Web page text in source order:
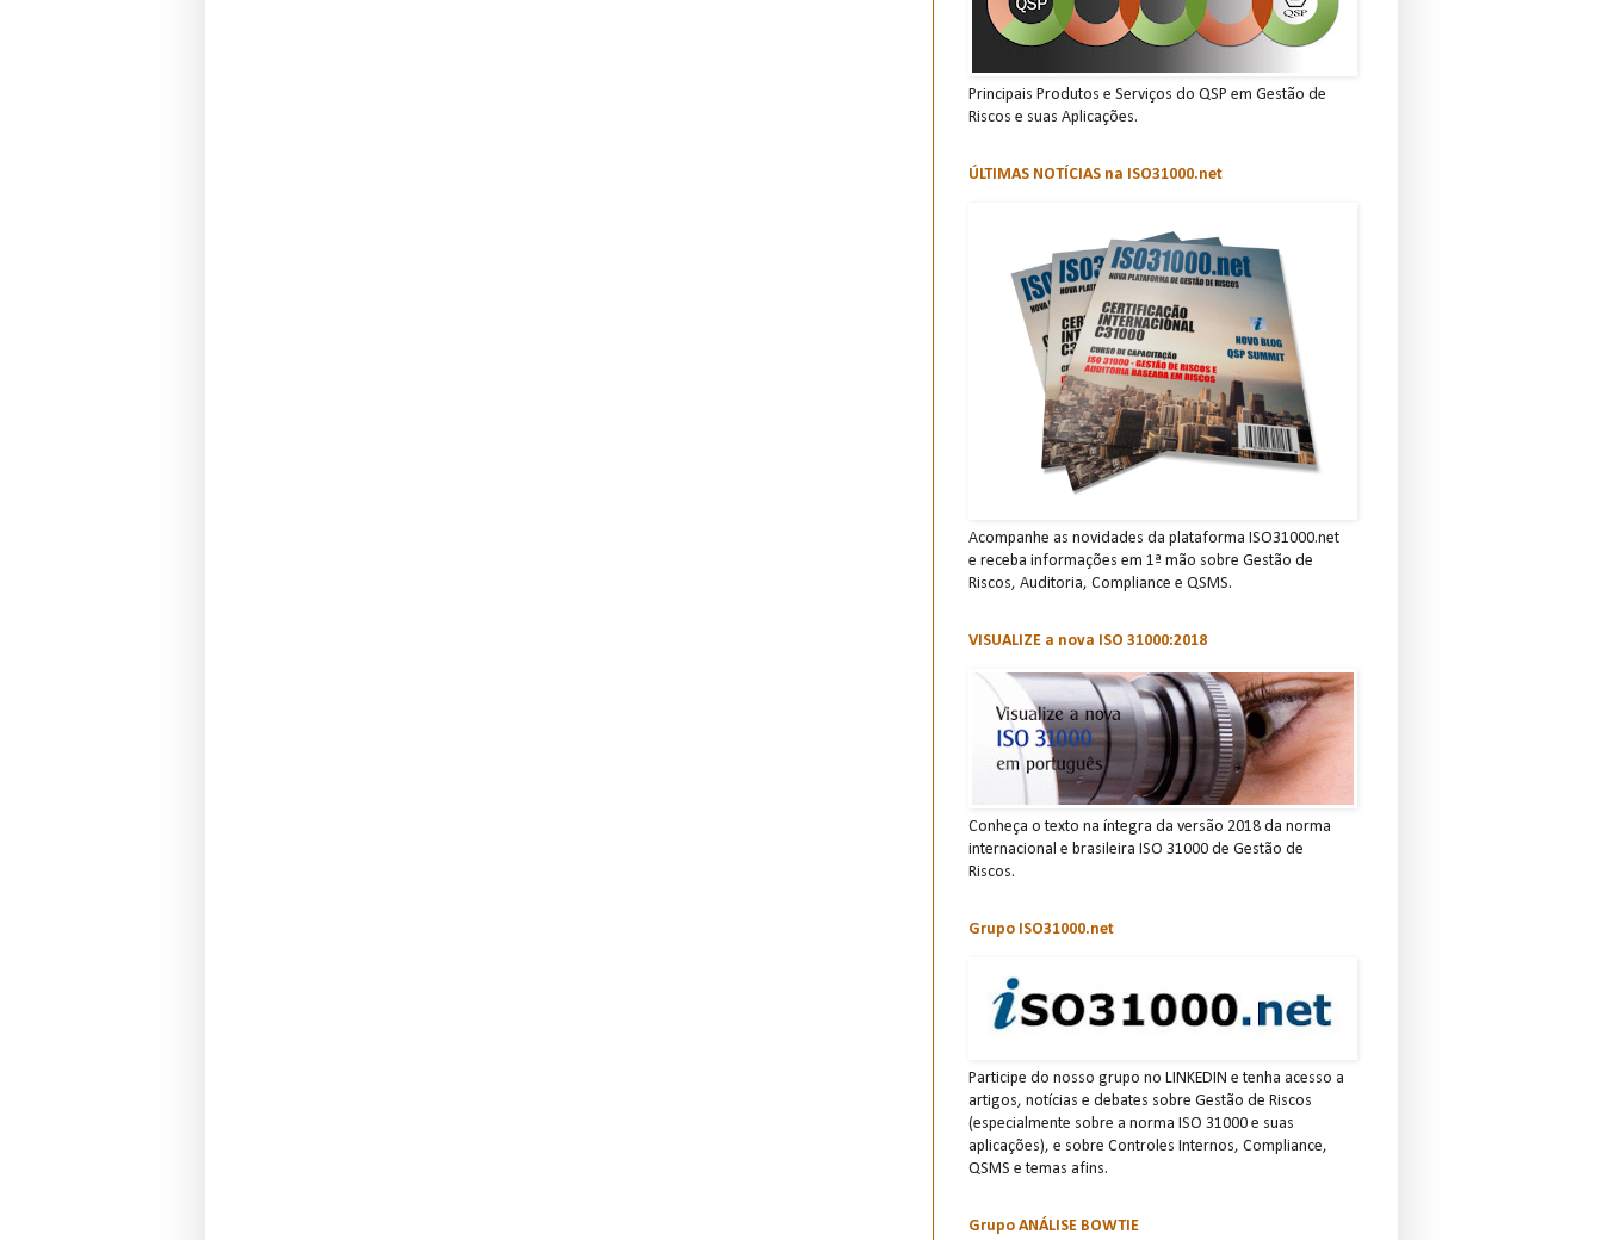
Principais Produtos e Serviços do QSP em Gestão de
Riscos e suas Aplicações.
ÚLTIMAS NOTÍCIAS na ISO31000.net
Acompanhe as novidades da plataforma ISO31000.net
e receba informações em 1ª mão sobre Gestão de
Risco s, Auditoria, C omp lian ce e QSMS.
VISUALIZE a nova ISO 31000:2018
Conheça o texto na íntegra da versão 2018 da norma
internacional e brasileira ISO 31000 de Gestão de
Riscos.
Grupo ISO31000.net
Participe do nosso grupo no LINKEDIN e tenha acesso a
artigos, notícias e debates sobre Gestão de Riscos
(especialmente sobre a norma ISO 31000 e suas
aplicações), e sobre Controles Internos, Compliance,
QSMS e temas afins.
Grupo ANÁLISE BOWTIE